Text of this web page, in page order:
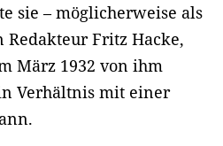
sie – möglicherweise als
Redakteur Fritz Hacke,
März 1932 von ihm
Verhältnis mit einer